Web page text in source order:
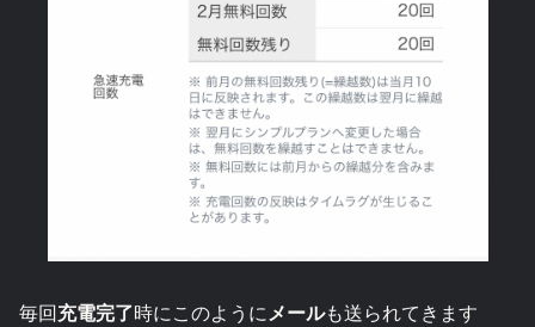
毎回充電完了時にこのようにメールも送られてきます